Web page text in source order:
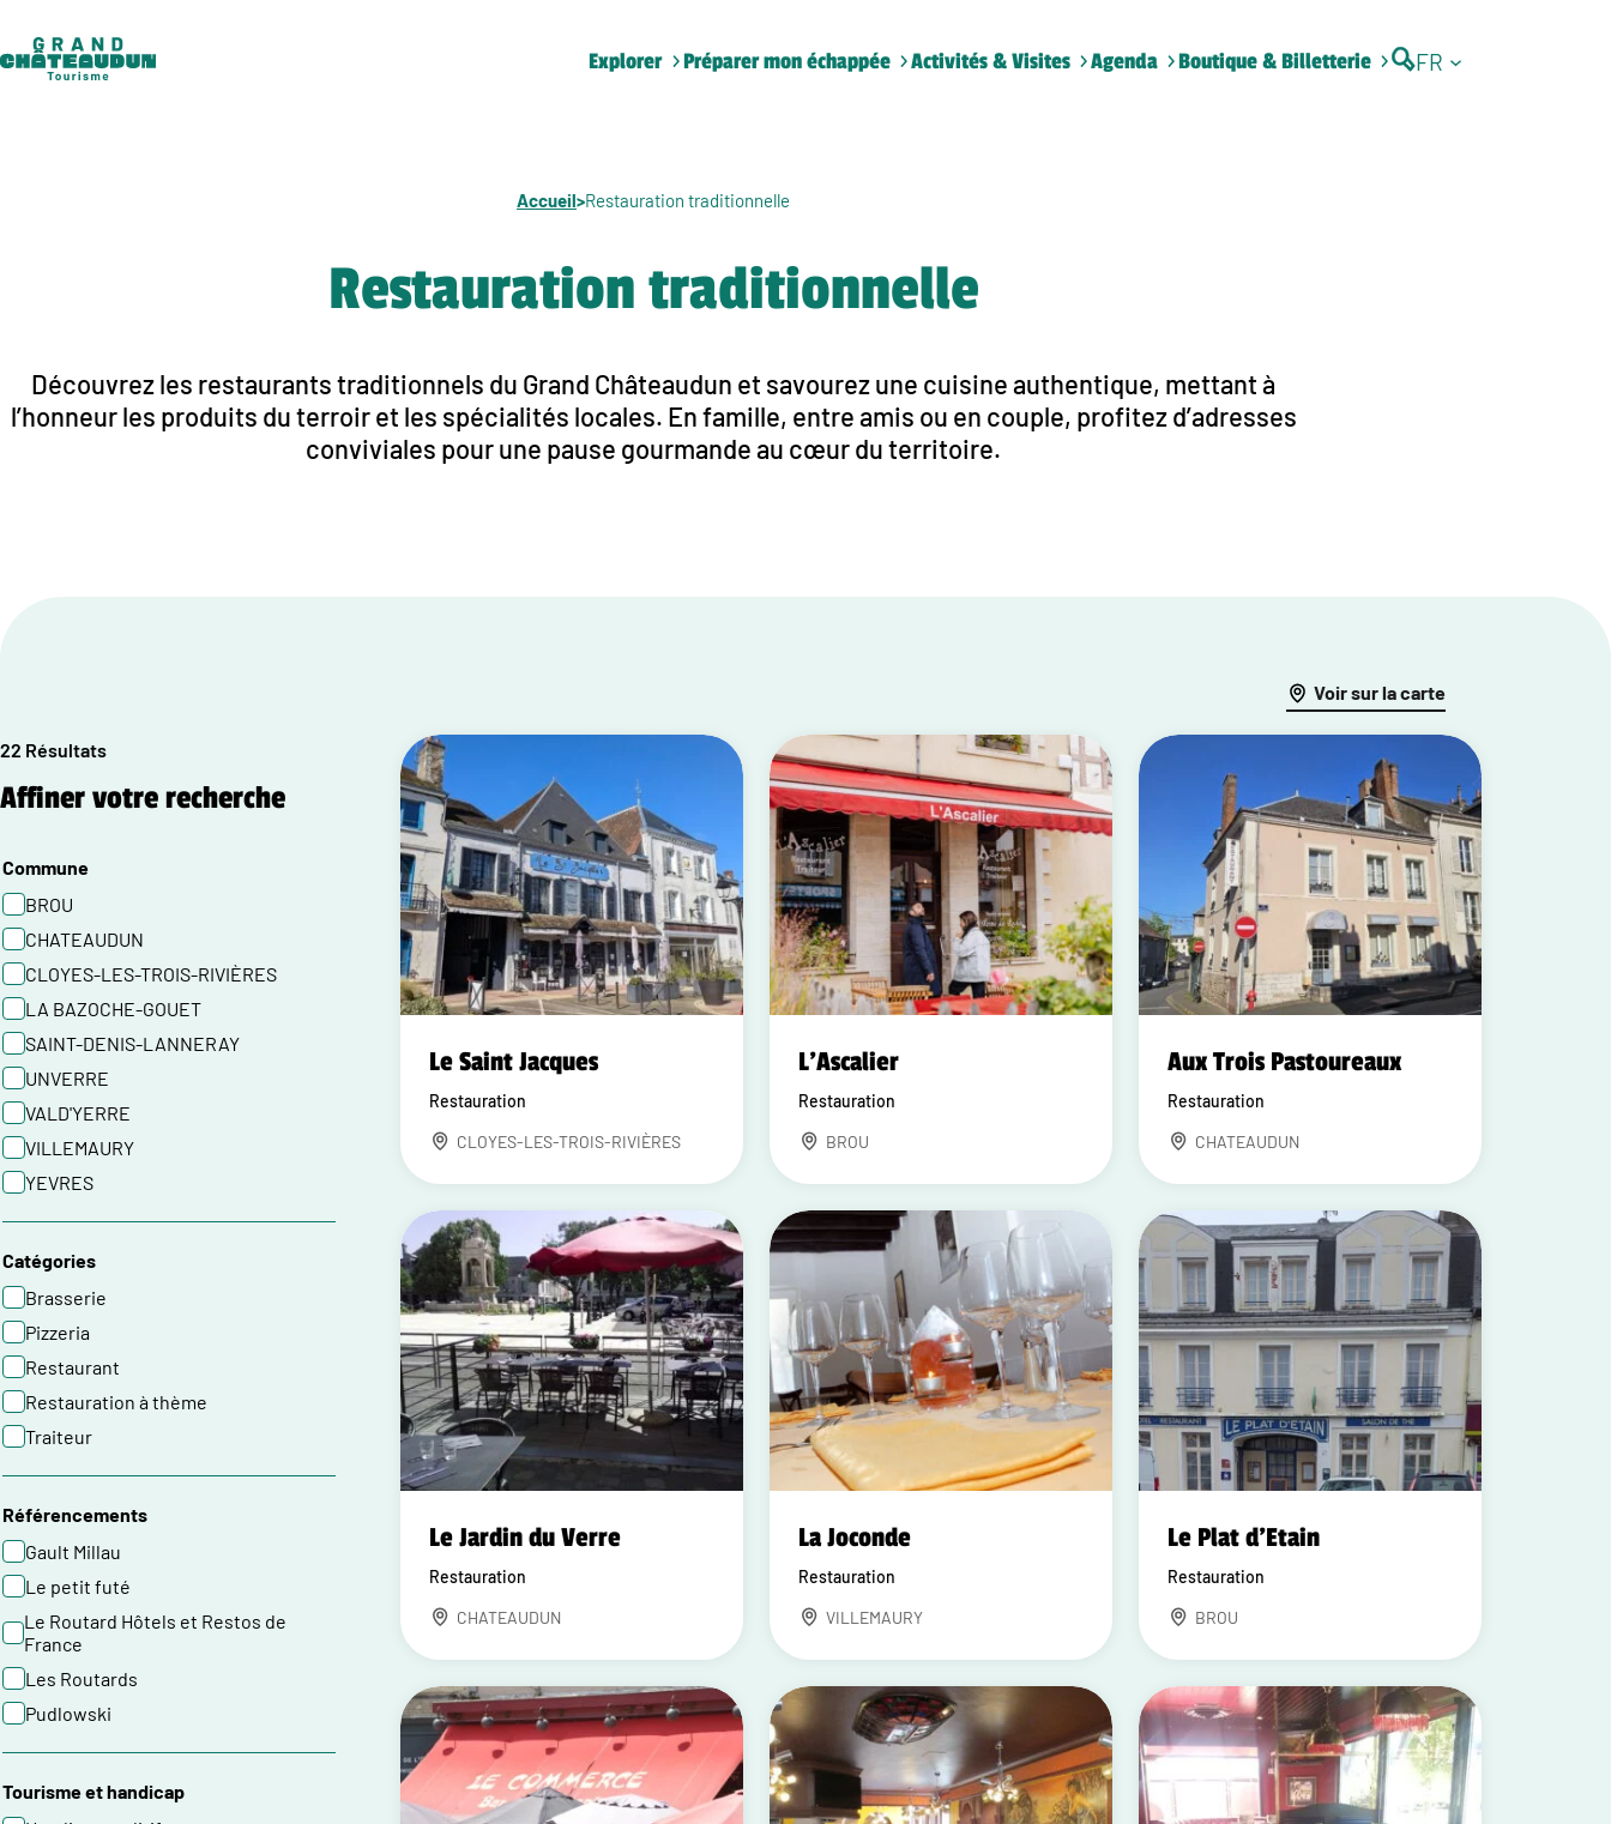
contenu
Explorer Préparer mon échappée Activités & Visites Agenda Boutique & Billetterie FR
Accueil>Restauration traditionnelle
Restauration traditionnelle
Découvrez les restaurants traditionnels du Grand Châteaudun et savourez une cuisine authentique, mettant à
l’honneur les produits du terroir et les spécialités locales. En famille, entre amis ou en couple, profitez d’adresses
conviviales pour une pause gourmande au cœur du territoire.
22 Résultats
Affiner votre recherche
Commune
BROU
CHATEAUDUN
CLOYES-LES-TROIS-RIVIÈRES
LA BAZOCHE-GOUET
SAINT-DENIS-LANNERAY
UNVERRE
VALD'YERRE
VILLEMAURY
YEVRES
Catégories
Brasserie
Pizzeria
Restaurant
Restauration à thème
Traiteur
Référencements
Gault Millau
Le petit futé
Le Routard Hôtels et Restos de
France
Les Routards
Pudlowski
Tourisme et handicap
Voir sur la carte
Le Saint Jacques
Restauration
CLOYES-LES-TROIS-RIVIÈRES
L'Ascalier
Restauration
BROU
Aux Trois Pastoureaux
Restauration
CHATEAUDUN
Le Jardin du Verre
Restauration
CHATEAUDUN
La Joconde
Restauration
VILLEMAURY
Le Plat d'Etain
Restauration
BROU